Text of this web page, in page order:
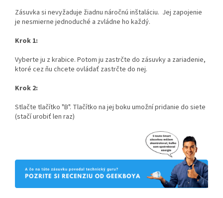
Zásuvka si nevyžaduje žiadnu náročnú inštaláciu. Jej zapojenie
je nesmierne jednoduché a zvládne ho každý.
Krok 1:
Vyberte ju z krabice. Potom ju zastrčte do zásuvky a zariadenie,
ktoré cez ňu chcete ovládať zastrčte do nej.
Krok 2:
Stlačte tlačítko "B". Tlačítko na jej boku umožní pridanie do siete
(stačí urobiť len raz)